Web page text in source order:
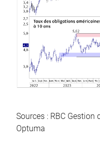
Sources : RBC
Optuma